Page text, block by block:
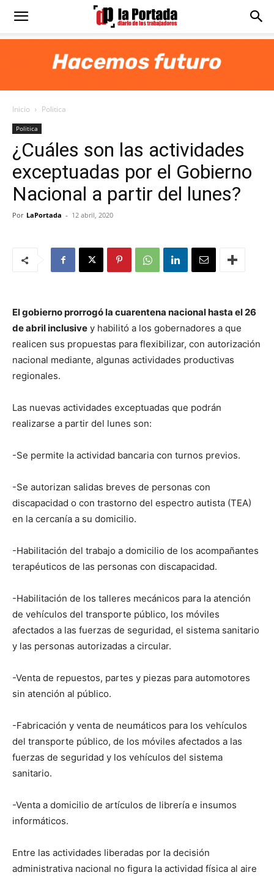
Diario
Portada
Inicio Politica
Politica
¿Cuáles son las actividades
exceptuadas por el Gobierno
Nacional a partir del lunes?
Por LaPortada - 12 abril, 2020
El gobierno prorrogó la cuarentena nacional hasta el 26
de abril inclusive y habilitó a los gobernadores a que
realicen sus propuestas para flexibilizar, con autorización
nacional mediante, algunas actividades productivas
regionales.
Las nuevas actividades exceptuadas que podrán
realizarse a partir del lunes son:
-Se permite la actividad bancaria con turnos previos.
-Se autorizan salidas breves de personas con
discapacidad o con trastorno del espectro autista (TEA)
en la cercanía a su domicilio.
-Habilitación del trabajo a domicilio de los acompañantes
terapéuticos de las personas con discapacidad.
-Habilitación de los talleres mecánicos para la atención
de vehículos del transporte público, los móviles
afectados a las fuerzas de seguridad, el sistema sanitario
y las personas autorizadas a circular.
-Venta de repuestos, partes y piezas para automotores
sin atención al público.
-Fabricación y venta de neumáticos para los vehículos
del transporte público, de los móviles afectados a las
fuerzas de seguridad y los vehículos del sistema
sanitario.
-Venta a domicilio de artículos de librería e insumos
informáticos.
Entre las actividades liberadas por la decisión
administrativa nacional no figura la actividad física al aire